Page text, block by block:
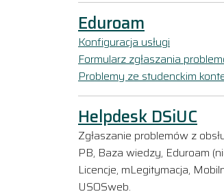
Eduroam
Konfiguracja usługi
Formularz zgłaszania
Problemy ze studenckim
Helpdesk DSiUC
Zgłaszanie problemów z
PB, Baza wiedzy, Eduroam
Licencje, mLegitymacja,
USOSweb.